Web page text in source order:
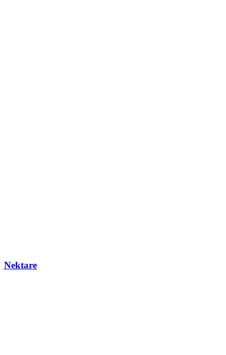
Nektare